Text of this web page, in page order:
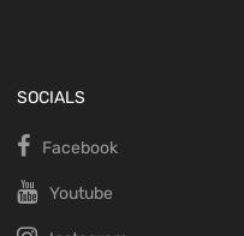
SOCIALS
Facebook
Youtube